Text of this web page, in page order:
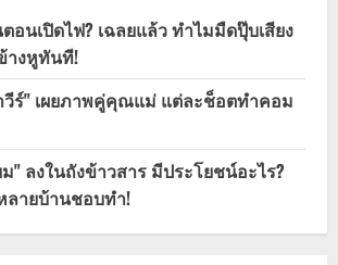
อนเปิดไฟ? เฉลยแล้ว ทำไมมืดปุ๊บเสียง
างหูทันที!
ร์" เผยภาพคู่คุณแม่ แต่ละช็อตทำคอม
" ลงในถังข้าวสาร มีประโยชน์อะไร?
ลายบ้านชอบทำ!